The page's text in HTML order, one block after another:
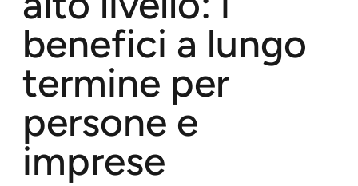
benefici a lungo
termine per
persone e
imprese